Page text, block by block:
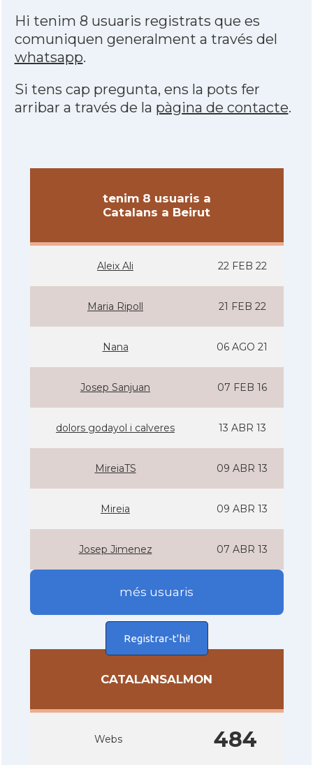
Hi tenim 8 usuaris registrats que es
comuniquen generalment a través del
whatsapp.
Si tens cap pregunta, ens la pots fer
arribar a través de la pàgina de contacte.
tenim 8 usuaris a
Catalans a Beirut
Aleix Ali 22 FEB 22
Maria Ripoll 21 FEB 22
Nana 06 AGO 21
Josep Sanjuan 07 FEB 16
dolors godayol i calveres 13 ABR 13
MireiaTS 09 ABR 13
Mireia 09 ABR 13
Josep Jimenez 07 ABR 13
més usuaris
Registrar-t'hi!
CATALANSALMON
Webs 484